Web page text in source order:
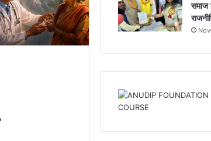
समाज